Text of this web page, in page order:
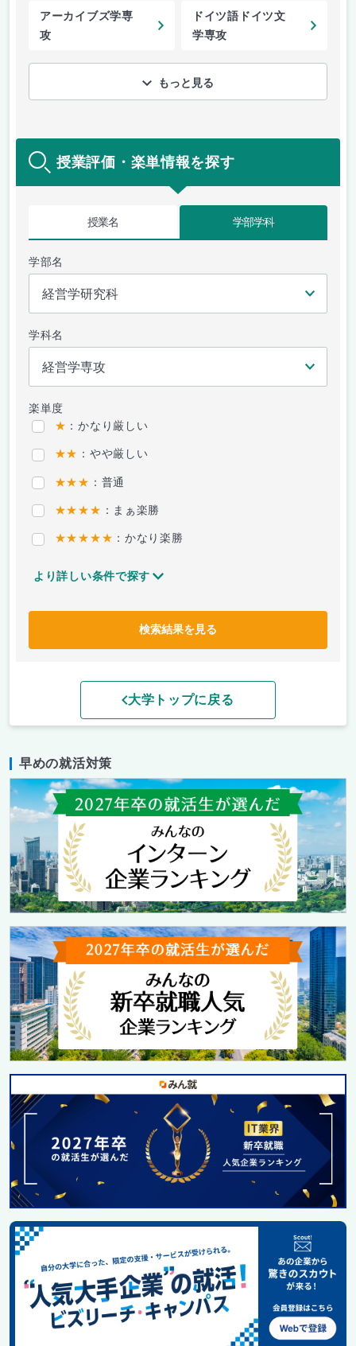
アーカイブズ学専
攻
ドイツ語ドイツ文
学専攻
もっと見る
授業評価・楽単情報を探す
授業名 学部学科
学部名
学科名
楽単度
★ ：かなり厳しい
★★ ：やや厳しい
★★★ ：普通
★★★★ ：まぁ楽勝
★★★★★ ：かなり楽勝
より詳しい条件で探す
検索結果を見る
大学トップに戻る
早めの就活対策